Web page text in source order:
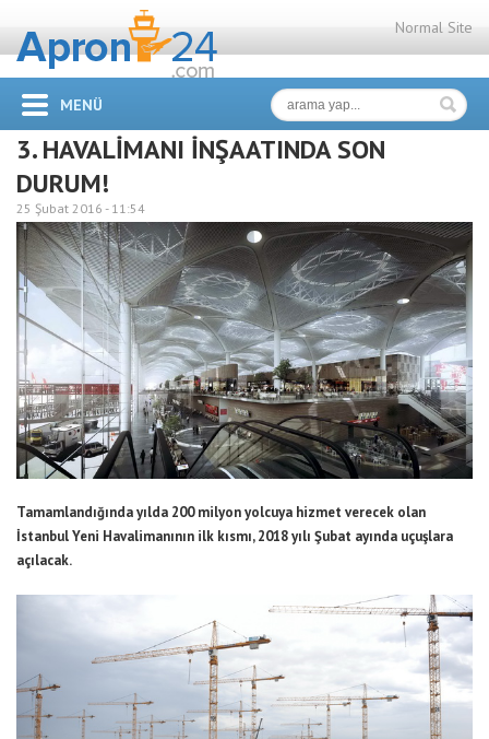
Normal Site
MENÜ
3. HAVALİMANI İNŞAATINDA SON
DURUM!
25 Şubat 2016 - 11:54
Tamamlandığında yılda 200 milyon yolcuya hizmet verecek olan
İstanbul Yeni Havalimanının ilk kısmı, 2018 yılı Şubat ayında uçuşlara
açılacak.